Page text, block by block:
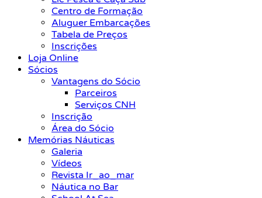
Centro de Formação
Aluguer Embarcações
Tabela de Preços
Inscrições
Loja Online
Sócios
Vantagens do Sócio
Parceiros
Serviços CNH
Inscrição
Área do Sócio
Memórias Náuticas
Galeria
Vídeos
Revista Ir_ao_mar
Náutica no Bar